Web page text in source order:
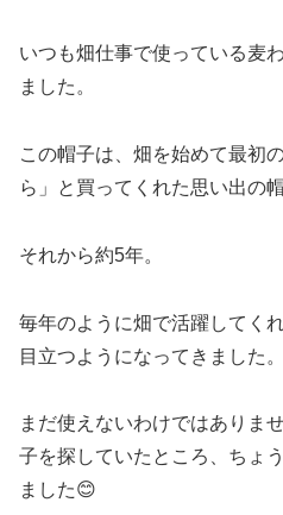
いつも畑仕事で使っている麦
ました。
この帽子は、畑を始めて最初
ら」と買ってくれた思い出の帽
それから約5年。
毎年のように畑で活躍してく
目立つようになってきました。
まだ使えないわけではありま
子を探していたところ、ちょ
ました😊